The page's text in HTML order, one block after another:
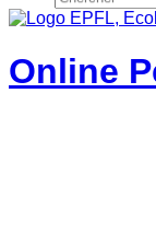
Online